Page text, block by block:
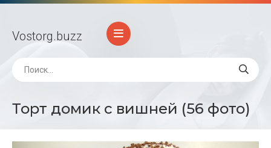
Vostorg.buzz
Торт домик с вишней (56 фото)